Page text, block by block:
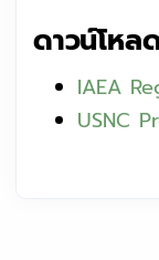
ดาวน์โหล
IAEA
USNC